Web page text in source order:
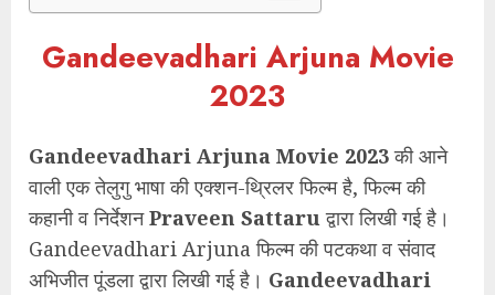
Gandeevadhari Arjuna Movie
2023
Gandeevadhari Arjuna Movie 2023की आने
वाली एक तेलुगु भाषा की एक्शन-थ्रिलर फिल्म है, फिल्म की
कहानी व निर्देशनPraveen Sattaruद्वारा लिखी गई है।
Gandeevadhari Arjuna फिल्म की पटकथा व संवाद
अभिजीत पूंडला द्वारा लिखी गई है। Gandeevadhari